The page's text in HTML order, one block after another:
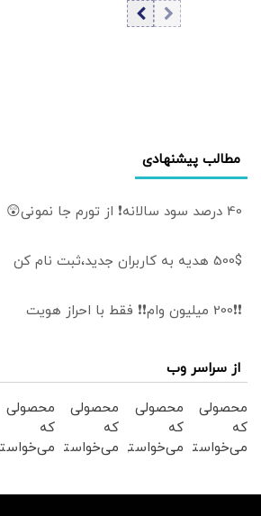
چین و روسیه هم
کنوانسیون رژیم
مطالب پیشنهادی
40 درصد سود سالانه❗ از تورم جا نمونی😲
500$ هدیه به کاربران جدید،ثبت نام کن
❗❗200 میلیون وام❗❗ فقط با احراز هویت
از سراسر وب
محصولی
که
می‌خواستی
محصولی
که
می‌خواستی
محصولی
که
می‌خواستی
محصولی
که
می‌خواستی